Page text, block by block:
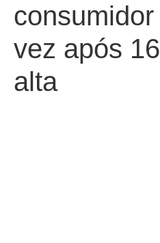
consumidor
vez após
alta